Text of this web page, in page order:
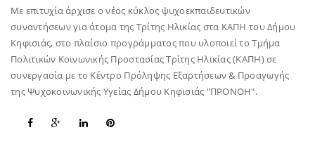
Mε επιτυχία άρχισε ο νέος κύκλος ψυχοεκπαιδευτικών
συναντήσεων για άτομα της Τρίτης Ηλικίας στα ΚΑΠΗ του Δήμου
Κηφισιάς, στο πλαίσιο προγράμματος που υλοποιεί το Τμήμα
Πολιτικών Κοινωνικής Προστασίας Τρίτης Ηλικίας (ΚΑΠΗ) σε
συνεργασία με το Κέντρο Πρόληψης Εξαρτήσεων & Προαγωγής
της Ψυχοκοινωνικής Υγείας Δήμου Κηφισιάς "ΠΡΟΝΟΗ".